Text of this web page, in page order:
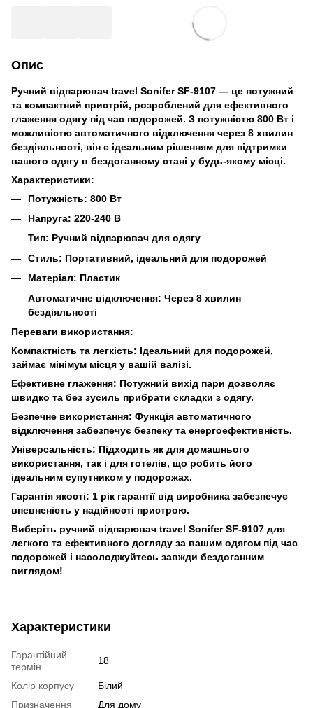
Опис
Ручний відпарювач travel Sonifer SF-9107 — це потужний
та компактний пристрій, розроблений для ефективного
глаження одягу під час подорожей. З потужністю 800 Вт і
можливістю автоматичного відключення через 8 хвилин
бездіяльності, він є ідеальним рішенням для підтримки
вашого одягу в бездоганному стані у будь-якому місці.
Характеристики:
Потужність: 800 Вт
Напруга: 220-240 В
Тип: Ручний відпарювач для одягу
Стиль: Портативний, ідеальний для подорожей
Матеріал: Пластик
Автоматичне відключення: Через 8 хвилин
бездіяльності
Переваги використання:
Компактність та легкість: Ідеальний для подорожей,
займає мінімум місця у вашій валізі.
Ефективне глаження: Потужний вихід пари дозволяє
швидко та без зусиль прибрати складки з одягу.
Безпечне використання: Функція автоматичного
відключення забезпечує безпеку та енергоефективність.
Універсальність: Підходить як для домашнього
використання, так і для готелів, що робить його
ідеальним супутником у подорожах.
Гарантія якості: 1 рік гарантії від виробника забезпечує
впевненість у надійності пристрою.
Виберіть ручний відпарювач travel Sonifer SF-9107 для
легкого та ефективного догляду за вашим одягом під час
подорожей і насолоджуйтесь завжди бездоганним
виглядом!
Характеристики
Гарантійний
термін
18
Колір корпусу
Білий
Призначення
Для дому